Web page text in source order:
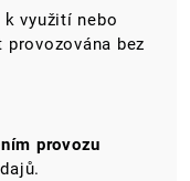
využití nebo
bez
provozu